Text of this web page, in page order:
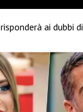
risponderà ai dubbi di